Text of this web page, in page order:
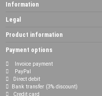
Information
Legal
Product information
Payment options
Invoice payment
PayPal
Direct debit
Bank transfer (3% discount)
Credit card